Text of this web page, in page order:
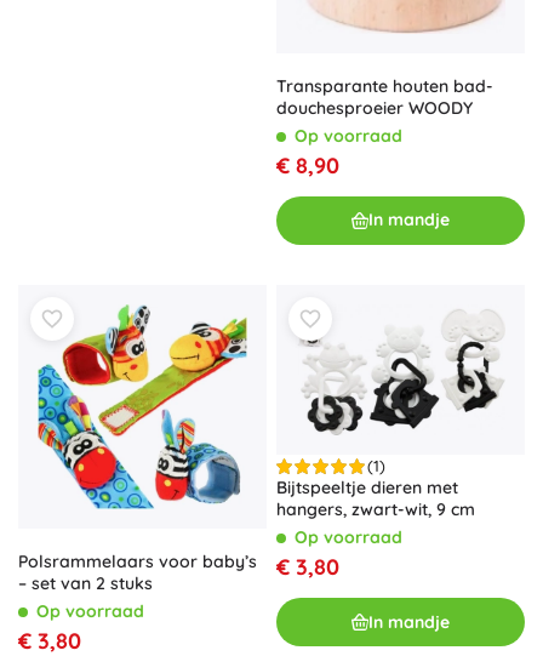
Transparante houten bad-
douchesproeier WOODY
Op voorraad
€ 8,90
In mandje
Polsrammelaars voor baby’s
– set van 2 stuks
Op voorraad
€ 3,80
(1)
Bijtspeeltje dieren met
hangers, zwart-wit, 9 cm
Op voorraad
€ 3,80
In mandje